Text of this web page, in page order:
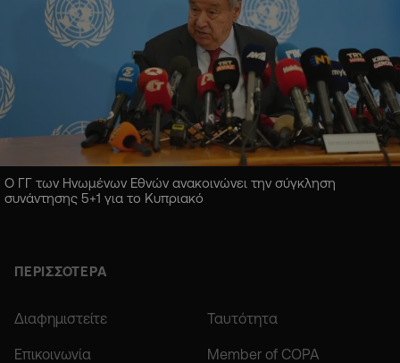
Ο ΓΓ των Ηνωμένων Εθνών ανακοινώνει την σύγκληση
συνάντησης 5+1 για το Κυπριακό
ΠΕΡΙΣΣΟΤΕΡΑ
Διαφημιστείτε Ταυτότητα
Επικοινωνία Member of COPA